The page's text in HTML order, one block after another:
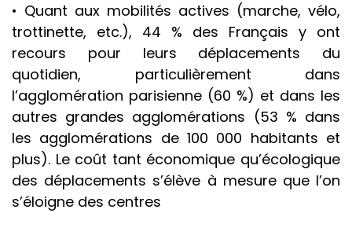
• Quant aux mobilités actives (marche, vélo,
trottinette, etc.), 44 % des Français y ont
recours pour leurs déplacements du
quotidien, particulièrement dans
l’agglomération parisienne (60 %) et dans les
autres grandes agglomérations (53 % dans
les agglomérations de 100 000 habitants et
plus). Le coût tant économique qu’écologique
des déplacements s’élève à mesure que l’on
s’éloigne des centres